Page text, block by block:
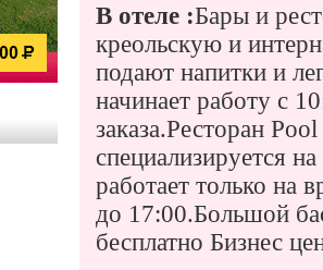
В отеле :Бары и
креольскую и
подают напитки и
начинает работу с
заказа.Ресторан
специализируется
работает только на
до 17:00.Большой
бесплатно Бизнес